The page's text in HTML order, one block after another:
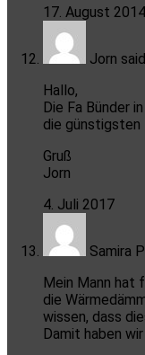
17. August 2014
Jorn
Hallo,
Die Fa Bünder
die günstigsten
Gruß
Jorn
4. Juli 2017
Samira
Mein Mann hat
die
wissen, dass
Damit haben